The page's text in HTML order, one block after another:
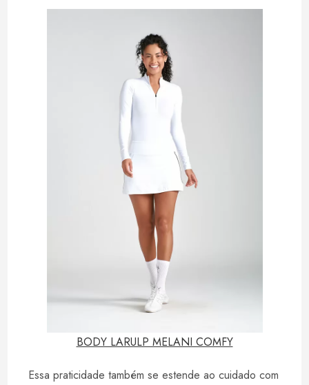
BODY LARULP MELANI COMFY
Essa praticidade também se estende ao cuidado com